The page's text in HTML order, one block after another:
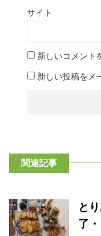
サイト
新しいコメント
新しい投稿をメ
関連記事
と
了・